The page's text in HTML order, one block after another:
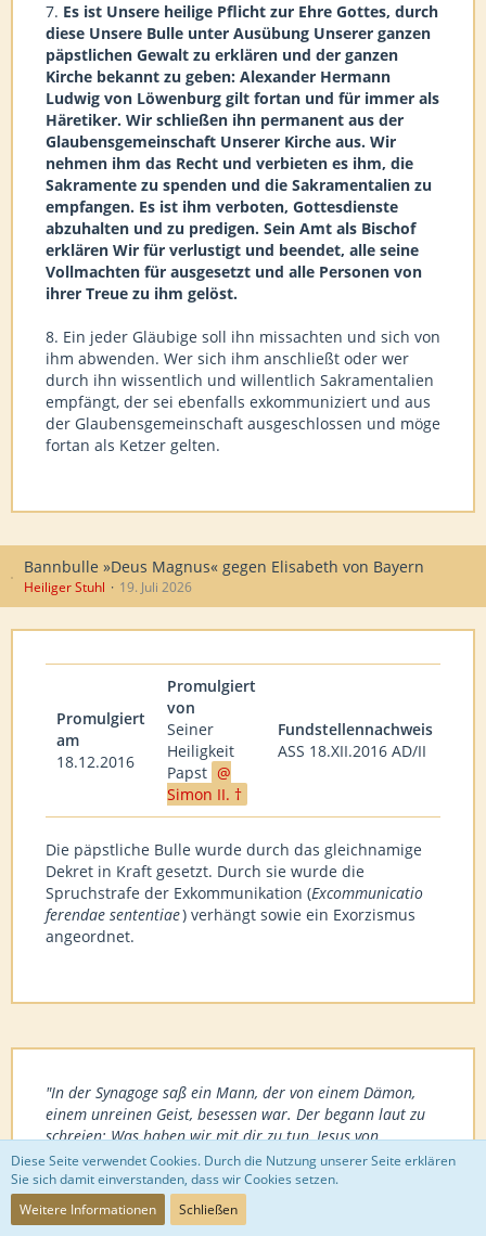
7. Es ist Unsere heilige Pflicht zur Ehre Gottes, durch
diese Unsere Bulle unter Ausübung Unserer ganzen
päpstlichen Gewalt zu erklären und der ganzen
Kirche bekannt zu geben: Alexander Hermann
Ludwig von Löwenburg gilt fortan und für immer als
Häretiker. Wir schließen ihn permanent aus der
Glaubensgemeinschaft Unserer Kirche aus. Wir
nehmen ihm das Recht und verbieten es ihm, die
Sakramente zu spenden und die Sakramentalien zu
empfangen. Es ist ihm verboten, Gottesdienste
abzuhalten und zu predigen. Sein Amt als Bischof
erklären Wir für verlustigt und beendet, alle seine
Vollmachten für ausgesetzt und alle Personen von
ihrer Treue zu ihm gelöst.
8. Ein jeder Gläubige soll ihn missachten und sich von
ihm abwenden. Wer sich ihm anschließt oder wer
durch ihn wissentlich und willentlich Sakramentalien
empfängt, der sei ebenfalls exkommuniziert und aus
der Glaubensgemeinschaft ausgeschlossen und möge
fortan als Ketzer gelten.
Bannbulle »Deus Magnus« gegen Elisabeth von Bayern
Heiliger Stuhl 19. Juli 2026
Promulgiert
am
18.12.2016
Promulgiert
von
Seiner
Heiligkeit
Papst
Simon II. †
Fundstellennachweis
ASS 18.XII.2016 AD/II
Die päpstliche Bulle wurde durch das gleichnamige
Dekret in Kraft gesetzt. Durch sie wurde die
Spruchstrafe der Exkommunikation (Excommunicatio
ferendae sententiae) verhängt sowie ein Exorzismus
angeordnet.
"In der Synagoge saß ein Mann, der von einem Dämon,
einem unreinen Geist, besessen war. Der begann laut zu
schreien: Was haben wir mit dir zu tun, Jesus von
Nazaret? Bist du gekommen, um uns ins Verderben zu
stürzen? Ich weiß, wer du bist: der Heilige Gottes! Da
befahl ihm Jesus: Schweig und verlass ihn! Der Dämon
warf den Mann mitten in der Synagoge zu Boden und
Diese Seite verwendet Cookies. Durch die Nutzung unserer Seite erklären
Sie sich damit einverstanden, dass wir Cookies setzen.
Weitere Informationen
Schließen